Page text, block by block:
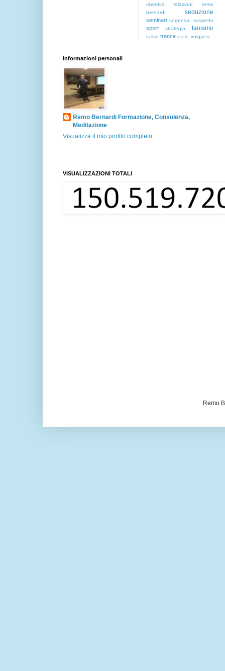
obiettivi relazioni
remo
bernardi
seduzione
seminari sorpresa. sospetto
sport strategia taoismo
tasse trance v.a.k. volgyesi
Informazioni personali
Remo Bernardi Formazione, Consulenza,
Meditazione
Visualizza il mio profilo completo
VISUALIZZAZIONI TOTALI
Remo